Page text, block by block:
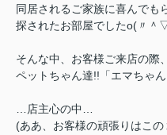
同居されるご家族に喜んでも
探されたお部屋でしたo(〃＾
そんな中、お客様ご来店の際
ペットちゃん達!!「エマちゃん
…店主心の中…
(ああ、お客様の頑張りはこ